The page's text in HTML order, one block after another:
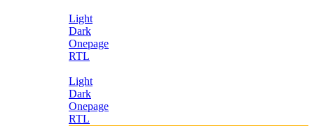
Light
Dark
Onepage
RTL
Light
Dark
Onepage
RTL